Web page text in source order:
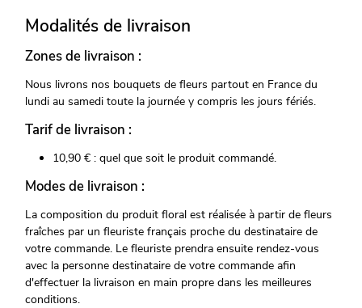
Modalités de livraison
Zones de livraison :
Nous livrons nos bouquets de fleurs partout en France du
lundi au samedi toute la journée y compris les jours fériés.
Tarif de livraison :
10,90 € : quel que soit le produit commandé.
Modes de livraison :
La composition du produit floral est réalisée à partir de fleurs
fraîches par un fleuriste français proche du destinataire de
votre commande. Le fleuriste prendra ensuite rendez-vous
avec la personne destinataire de votre commande afin
d'effectuer la livraison en main propre dans les meilleures
conditions.